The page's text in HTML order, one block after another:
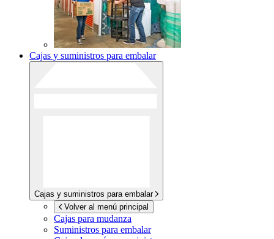
Cajas y suministros para embalar
Cajas y suministros para embalar
Volver al menú principal
Cajas para mudanza
Suministros para embalar